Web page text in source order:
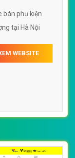
bán phụ kiện
tại Hà Nội
WEBSITE